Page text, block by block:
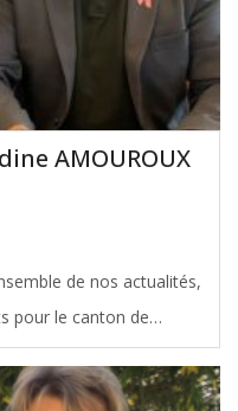
AMOUROUX
pour le canton de
n°9, consultable
HIVER 2026